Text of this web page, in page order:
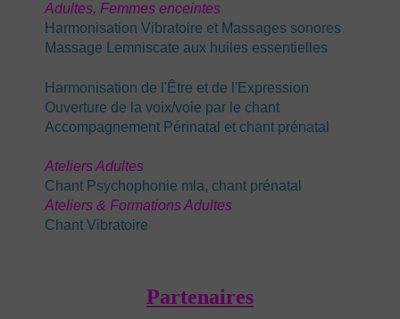
Adultes, Femmes enceintes
Harmonisation Vibratoire et Massages sonores
Massage Lemniscate aux huiles essentielles
Harmonisation de l'Être et de l'Expression
Ouverture de la voix/voie par le chant
Accompagnement Périnatal et chant prénatal
Ateliers Adultes
Chant Psychophonie mla, chant prénatal
Ateliers & Formations Adultes
Chant Vibratoire
Partenaires